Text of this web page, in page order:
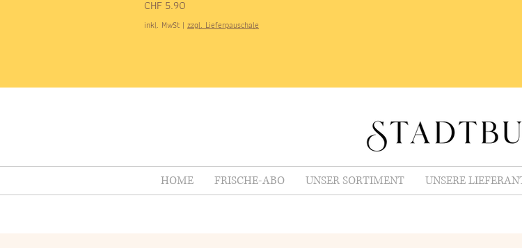
Preis
CHF 5.90
inkl. MwSt | zzgl. Lieferpauschale
HOME FRISCHE-ABO UNSER SORTIMENT UNSERE